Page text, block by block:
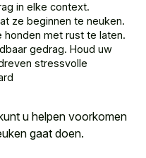
in elke context.
ze beginnen te neuken.
honden met rust te laten.
gedrag. Houd uw
stressvolle
u helpen voorkomen
gaat doen.